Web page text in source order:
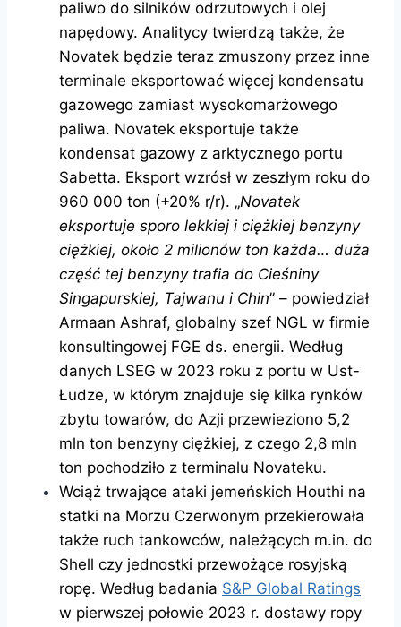
paliwo do silników odrzutowych i olej
napędowy. Analitycy twierdzą także, że
Novatek będzie teraz zmuszony przez inne
terminale eksportować więcej kondensatu
gazowego zamiast wysokomarżowego
paliwa. Novatek eksportuje także
kondensat gazowy z arktycznego portu
Sabetta. Eksport wzrósł w zeszłym roku do
960 000 ton (+20% r/r). „Novatek
eksportuje sporo lekkiej i ciężkiej benzyny
ciężkiej, około 2 milionów ton każda… duża
część tej benzyny trafia do Cieśniny
Singapurskiej, Tajwanu i Chin” – powiedział
Armaan Ashraf, globalny szef NGL w firmie
konsultingowej FGE ds. energii. Według
danych LSEG w 2023 roku z portu w Ust-
Łudze, w którym znajduje się kilka rynków
zbytu towarów, do Azji przewieziono 5,2
mln ton benzyny ciężkiej, z czego 2,8 mln
ton pochodziło z terminalu Novateku.
Wciąż trwające ataki jemeńskich Houthi na
statki na Morzu Czerwonym przekierowała
także ruch tankowców, należących m.in. do
Shell czy jednostki przewożące rosyjską
ropę. Według badania S&P Global Ratings
w pierwszej połowie 2023 r. dostawy ropy